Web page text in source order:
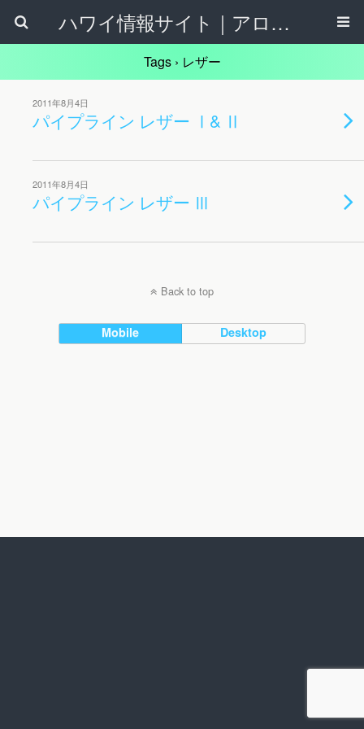
ハワイ情報サイト｜アロハタウンネット
Tags › レザー
2011年8月4日
パイプライン レザー Ⅰ& Ⅱ
2011年8月4日
パイプライン レザー Ⅲ
Back to top
Mobile Desktop